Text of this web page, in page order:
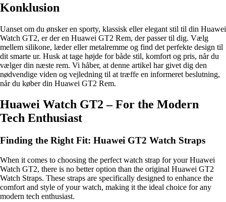
Konklusion
Uanset om du ønsker en sporty, klassisk eller elegant stil til din Huawei
Watch GT2, er der en Huawei GT2 Rem, der passer til dig. Vælg
mellem silikone, læder eller metalremme og find det perfekte design til
dit smarte ur. Husk at tage højde for både stil, komfort og pris, når du
vælger din næste rem. Vi håber, at denne artikel har givet dig den
nødvendige viden og vejledning til at træffe en informeret beslutning,
når du køber din Huawei GT2 Rem.
Huawei Watch GT2 – For the Modern
Tech Enthusiast
Finding the Right Fit: Huawei GT2 Watch Straps
When it comes to choosing the perfect watch strap for your Huawei
Watch GT2, there is no better option than the original Huawei GT2
Watch Straps. These straps are specifically designed to enhance the
comfort and style of your watch, making it the ideal choice for any
modern tech enthusiast.